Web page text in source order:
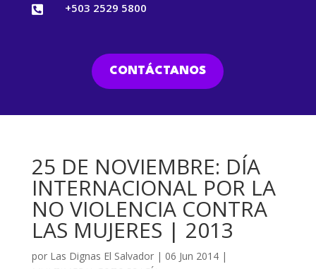
 +503 2529 5800
CONTÁCTANOS
25 DE NOVIEMBRE: DÍA
INTERNACIONAL POR LA
NO VIOLENCIA CONTRA
LAS MUJERES | 2013
por Las Dignas El Salvador| 06 Jun 2014|